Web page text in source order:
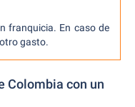
franquicia. En caso de
gasto.
Colombia con un